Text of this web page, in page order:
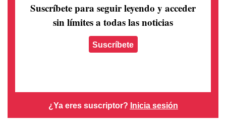
Suscríbete para seguir leyendo y acceder
sin límites a todas las noticias
Suscríbete
¿Ya eres suscriptor? Inicia sesión